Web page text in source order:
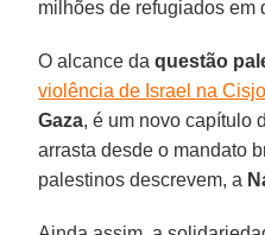
milhões de refugiados em
O alcance daquestão
violência de Israel na
Gaza, é um novo capítulo
arrasta desde o mandato
palestinos descrevem, a